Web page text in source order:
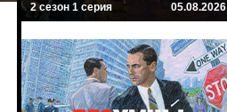
2 сезон 1 серия 05.08.2026